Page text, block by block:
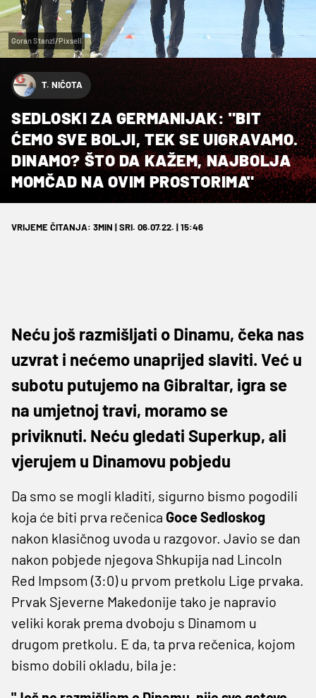
Goran Stanzl/Pixsell
T. NIČOTA
SEDLOSKI ZA GERMANIJAK: "BIT
ĆEMO SVE BOLJI, TEK SE UIGRAVAMO.
DINAMO? ŠTO DA KAŽEM, NAJBOLJA
MOMČAD NA OVIM PROSTORIMA"
VRIJEME ČITANJA: 3MIN | SRI. 06.07.22. | 15:46
Neću još razmišljati o Dinamu, čeka nas
uzvrat i nećemo unaprijed slaviti. Već u
subotu putujemo na Gibraltar, igra se
na umjetnoj travi, moramo se
priviknuti. Neću gledati Superkup, ali
vjerujem u Dinamovu pobjedu
Da smo se mogli kladiti, sigurno bismo pogodili
koja će biti prva rečenica Goce Sedloskog
nakon klasičnog uvoda u razgovor. Javio se dan
nakon pobjede njegova Shkupija nad Lincoln
Red Impsom (3:0) u prvom pretkolu Lige prvaka.
Prvak Sjeverne Makedonije tako je napravio
veliki korak prema dvoboju s Dinamom u
drugom pretkolu. E da, ta prva rečenica, kojom
bismo dobili okladu, bila je: